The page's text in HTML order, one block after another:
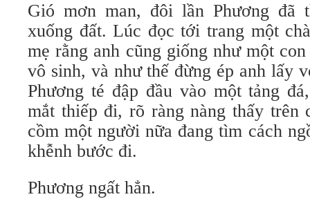
Gió mơn man, đôi lần Phương đã
xuống đất. Lúc đọc tới trang một
mẹ rằng anh cũng giống như một
vô sinh, và như thế đừng ép anh lấy
Phương té đập đầu vào một tảng
mắt thiếp đi, rõ ràng nàng thấy trên
cồm một người nữa đang tìm cách
khễnh bước đi.
Phương ngất hẳn.